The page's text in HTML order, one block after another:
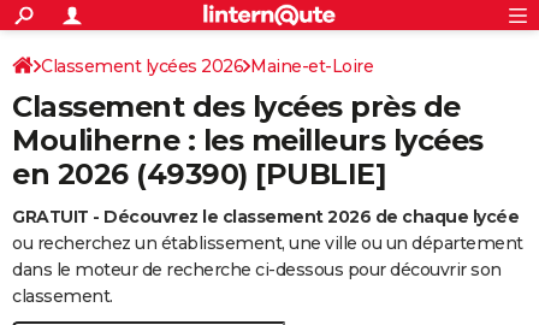
ACTUALITÉS
Politique
Société
Faits Divers
Education
Monde
Villes
+
SPORT
Coupe du monde 2026
Football
Tennis
Cyclisme
Rugby
Forum
CULTURE
Programme TV
TNT
Streaming
Cinéma
Sorties cinéma
Musique
+
FINANCE
Retraite
Impôts
Epargne
Immobilier
Risques naturels par ville
Banque
Assurance
Crédit
AUTO
Essais
Réserver un essai
Citadines
Berlines
SUV
Forum auto
+
HIGH-TECH
S'inscrire
Connexion
Classement lycées 2026 Maine-et-Loire
Classement des lycées près de
Mouliherne : les meilleurs lycées
en 2026 (49390) [PUBLIE]
GRATUIT - Découvrez le classement 2026 de chaque lycée
ou recherchez un établissement, une ville ou un département
dans le moteur de recherche ci-dessous pour découvrir son
classement.